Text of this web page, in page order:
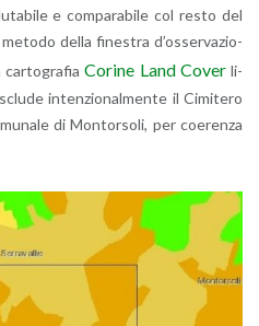
e com­pa­ra­bi­le col resto del
della fi­ne­stra d’os­ser­va­zio­
car­to­gra­fiaCo­ri­ne Land Coverli­
in­ten­zio­nal­men­te il Ci­mi­te­ro
di Mon­tor­so­li, per coe­ren­za